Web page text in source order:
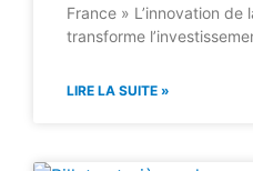
France » L’innovation de
transforme
LIRE LA SUITE »